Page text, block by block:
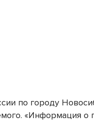
по городу
«Информация о